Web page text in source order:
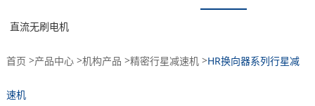
直流无刷电机
首页 >产品中心>机构产品 >精密行星减速机>HR换向器系列行星减
速机